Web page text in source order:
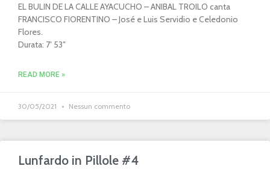
EL BULIN DE LA CALLE AYACUCHO – ANIBAL TROILO canta
FRANCISCO FIORENTINO – José e Luis Servidio e Celedonio
Flores.
Durata: 7′ 53″
READ MORE »
30/05/2021 Nessun commento
Lunfardo in Pillole #4